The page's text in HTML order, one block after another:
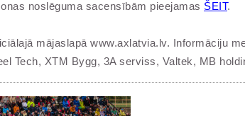
noslēguma sacensībām pieejamas ŠEIT.
mājaslapā www.axlatvia.lv. Informāciju
Tech, XTM Bygg, 3A serviss, Valtek, MB